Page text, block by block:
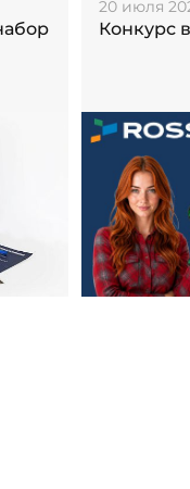
20 июля
Конкурс